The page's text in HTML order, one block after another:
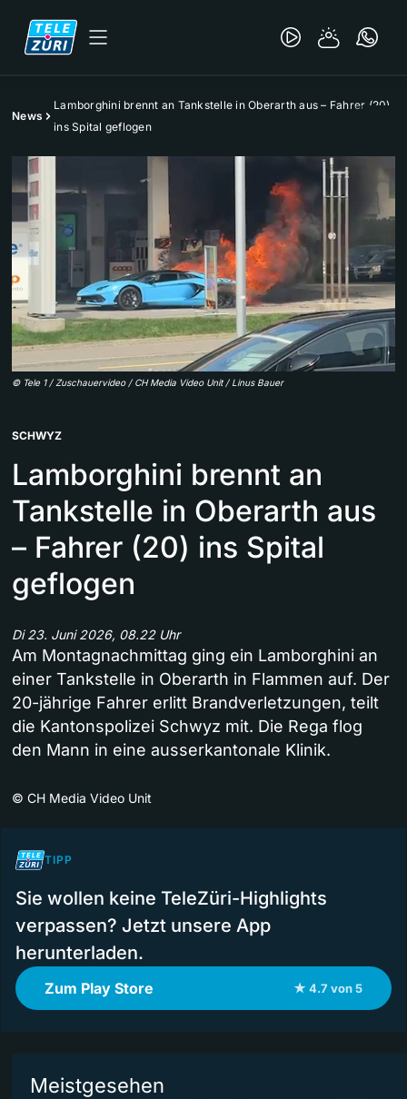
News
Lamborghini brennt an Tankstelle in Oberarth aus – Fahrer (20)
ins Spital geflogen
© Tele 1 / Zuschauervideo / CH Media Video Unit / Linus Bauer
SCHWYZ
Lamborghini brennt an
Tankstelle in Oberarth aus
– Fahrer (20) ins Spital
geflogen
Di 23. Juni 2026, 08.22 Uhr
Am Montagnachmittag ging ein Lamborghini an
einer Tankstelle in Oberarth in Flammen auf. Der
20-jährige Fahrer erlitt Brandverletzungen, teilt
die Kantonspolizei Schwyz mit. Die Rega flog
den Mann in eine ausserkantonale Klinik.
© CH Media Video Unit
TIPP
Sie wollen keine TeleZüri-Highlights
verpassen? Jetzt unsere App
herunterladen.
Zum Play Store ★ 4.7 von 5
Meistgesehen